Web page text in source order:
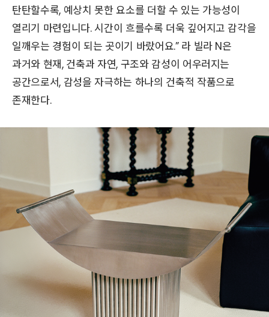
탄탄할수록, 예상치 못한 요소를 더할 수 있는 가능성이
열리기 마련입니다. 시간이 흐를수록 더욱 깊어지고 감각을
일깨우는 경험이 되는 곳이기 바랐어요.” 라 빌라 N은
과거와 현재, 건축과 자연, 구조와 감성이 어우러지는
공간으로서, 감성을 자극하는 하나의 건축적 작품으로
존재한다.